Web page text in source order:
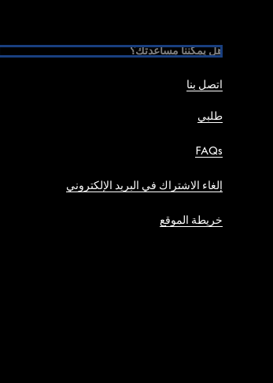
هل يمكننا مساعدتك؟
اتصل بنا
طلبي
FAQs
إلغاء الاشتراك في البريد الإلكتروني
خريطة الموقع